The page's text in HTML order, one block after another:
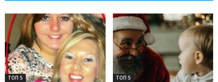
ТОП 5 ТОП 5